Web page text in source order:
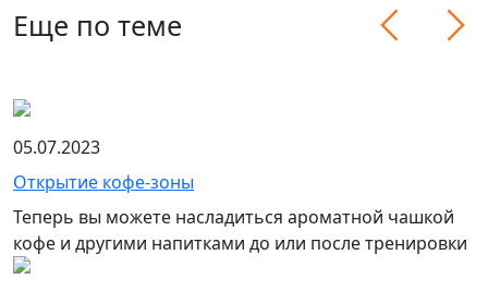
Еще по теме
05.07.2023
Открытие кофе-зоны
Теперь вы можете насладиться ароматной чашкой
кофе и другими напитками до или после тренировки